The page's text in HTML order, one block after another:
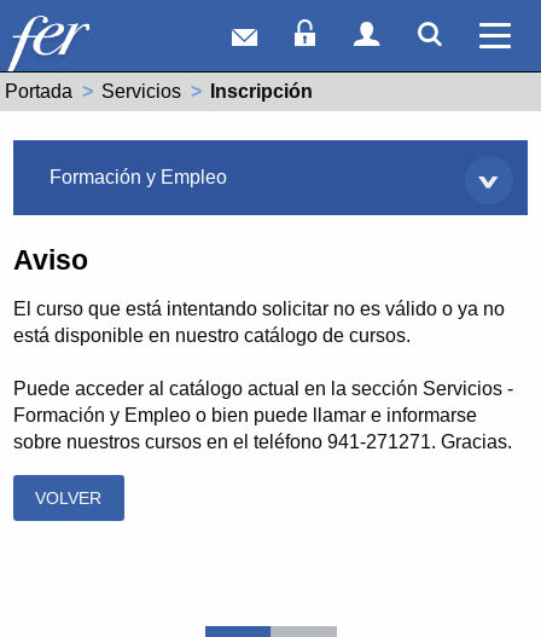
Correo webAcceso Socios
Acceso
Portada Servicios Actual:
Inscripción
Formación y Empleo
Aviso
El curso que está intentando solicitar no es válido o ya no
está disponible en nuestro catálogo de cursos.
Puede acceder al catálogo actual en la sección Servicios -
Formación y Empleo o bien puede llamar e informarse
sobre nuestros cursos en el teléfono 941-271271. Gracias.
VOLVER